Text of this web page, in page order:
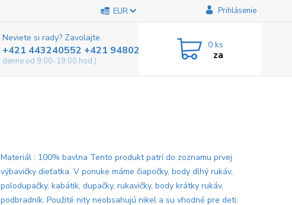
EUR Prihlásenie
Neviete si rady? Zavolajte.
+421 443240552 +421 948025800
denne od 9:00-19:00 hod.)
0 ks
za
Materiál : 100% bavlna Tento produkt patrí do zoznamu prvej
výbavičky dieťatka. V ponuke máme čiapočky, body dlhý rukáv,
polodupačky, kabátik, dupačky, rukavičky, body krátky rukáv,
podbradník. Použité nity neobsahujú nikel a su vhodné pre deti.